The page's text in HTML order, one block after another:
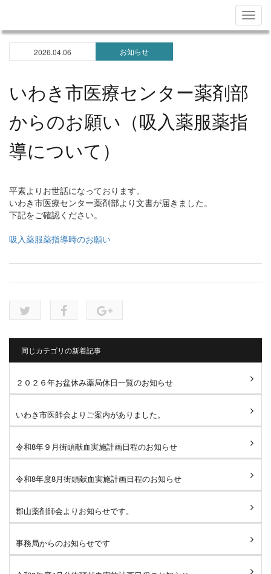
2026.04.06 お知らせ
いわき市医療センター薬剤部
からのお願い（吸入薬服薬指
導について）
平素よりお世話になっております。
いわき市医療センター薬剤部より文書が届きました。
下記をご確認ください。
吸入薬服薬指導時のお願い
同じカテゴリの新着記事
２０２６年お盆休み薬局休日一覧のお知らせ
いわき市医師会よりご案内がありました。
令和8年９月街頭献血実施計画日程のお知らせ
令和8年度8月街頭献血実施計画日程のお知らせ
郡山薬剤師会よりお知らせです。
事務局からのお知らせです